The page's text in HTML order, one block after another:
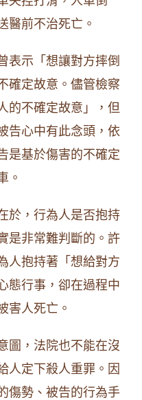
醫前不治死亡。
表示「想讓對方摔倒
確定故意。儘管檢察
的不確定故意」，但
告心中有此念頭，依
是基於傷害的不確定
。
於，行為人是否抱持
是非常難判斷的。許
人抱持著「想給對方
態行事，卻在過程中
害人死亡。
圖，法院也不能在沒
人定下殺人重罪。因
傷勢、被告的行為手